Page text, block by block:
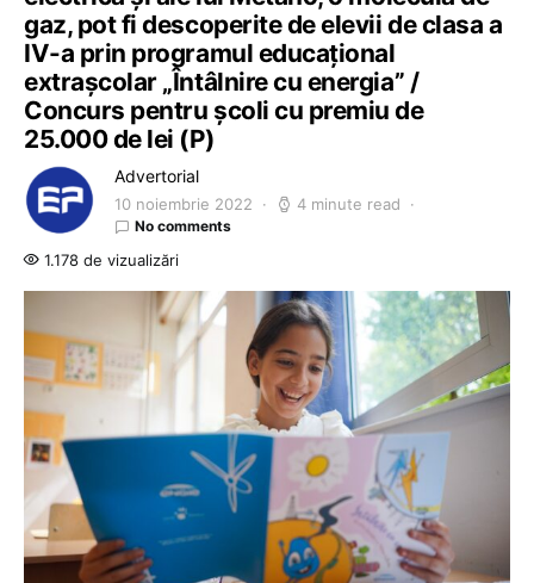
gaz, pot fi descoperite de elevii de clasa a
IV-a prin programul educațional
extrașcolar „Întâlnire cu energia” /
Concurs pentru școli cu premiu de
25.000 de lei (P)
Advertorial
10 noiembrie 2022 4 minute read
No comments
1.178 de vizualizări